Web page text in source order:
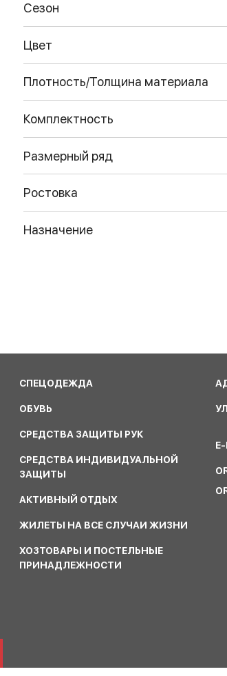
Сезон
Цвет
Плотность/Толщина материала
Комплектность
Размерный ряд
Ростовка
Назначение
СПЕЦОДЕЖДА
ОБУВЬ
СРЕДСТВА ЗАЩИТЫ РУК
СРЕДСТВА ИНДИВИДУАЛЬНОЙ
ЗАЩИТЫ
АКТИВНЫЙ ОТДЫХ
ЖИЛЕТЫ НА ВСЕ СЛУЧАИ ЖИЗНИ
ХОЗТОВАРЫ И ПОСТЕЛЬНЫЕ
ПРИНАДЛЕЖНОСТИ